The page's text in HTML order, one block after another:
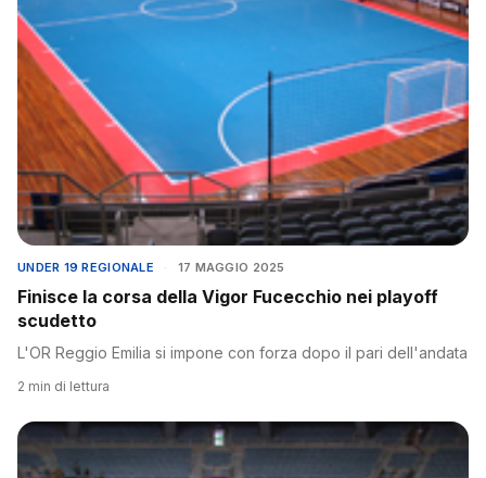
UNDER 19 REGIONALE · 17 MAGGIO 2025
Finisce la corsa della Vigor Fucecchio nei playoff
scudetto
L'OR Reggio Emilia si impone con forza dopo il pari dell'andata
2 min di lettura